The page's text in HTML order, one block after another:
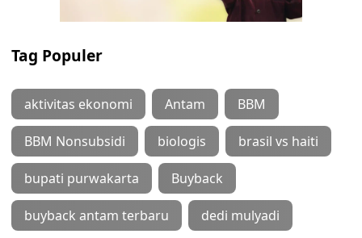
Tag Populer
aktivitas ekonomi Antam BBM
BBM Nonsubsidi biologis brasil vs haiti
bupati purwakarta Buyback
buyback antam terbaru dedi mulyadi